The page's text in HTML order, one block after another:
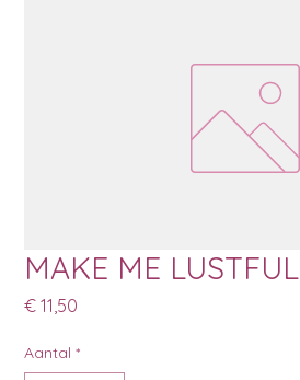
MAKE ME LUSTFUL
€ 11,50
Aantal *